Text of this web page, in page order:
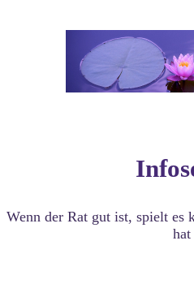
Wenn der Rat gut ist, spielt es
hat